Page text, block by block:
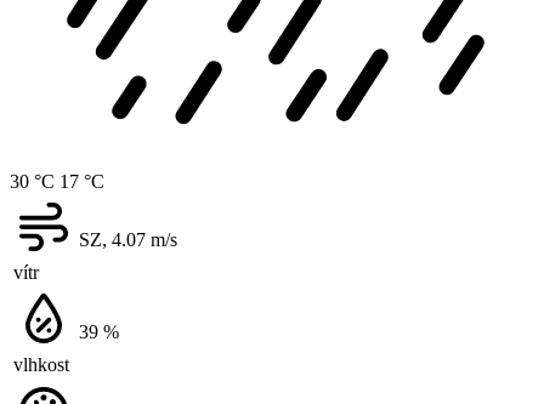
30 °C 17 °C
vítr
SZ, 4.07 m/s
vlhkost
39 %